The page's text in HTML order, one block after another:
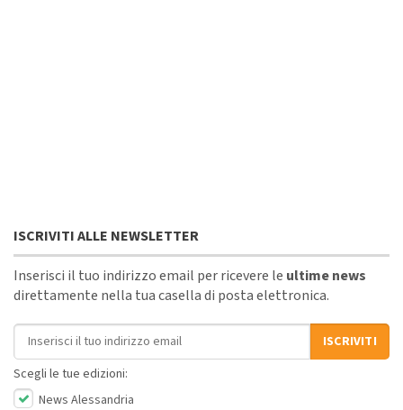
ISCRIVITI ALLE NEWSLETTER
Inserisci il tuo indirizzo email per ricevere le ultime news
direttamente nella tua casella di posta elettronica.
Indirizzo email
ISCRIVITI
Scegli le tue edizioni:
News Alessandria